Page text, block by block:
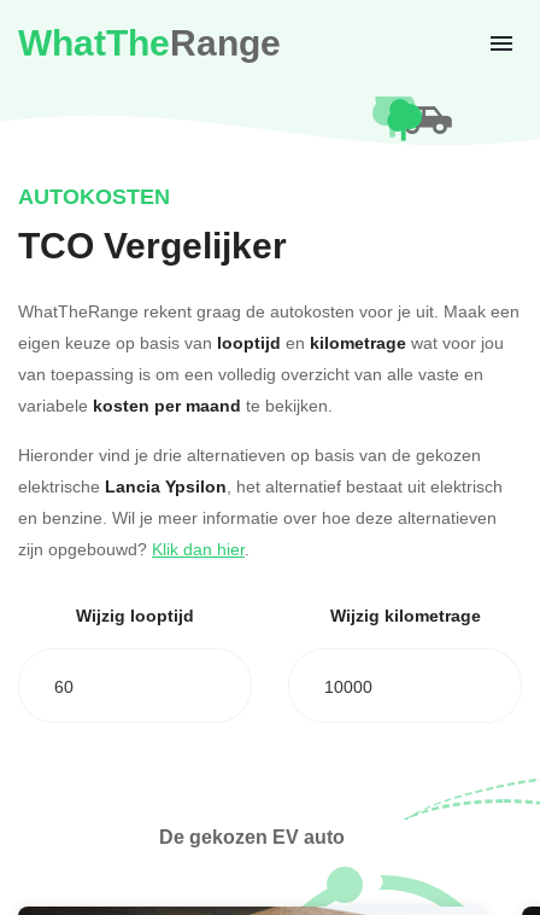
WhatTheRange
AUTOKOSTEN
TCO Vergelijker
WhatTheRange rekent graag de autokosten voor je uit. Maak een
eigen keuze op basis van looptijd en kilometrage wat voor jou
van toepassing is om een volledig overzicht van alle vaste en
variabele kosten per maand te bekijken.
Hieronder vind je drie alternatieven op basis van de gekozen
elektrische Lancia Ypsilon, het alternatief bestaat uit elektrisch
en benzine. Wil je meer informatie over hoe deze alternatieven
zijn opgebouwd? Klik dan hier.
Wijzig looptijd
60
Wijzig kilometrage
10000
De gekozen EV auto